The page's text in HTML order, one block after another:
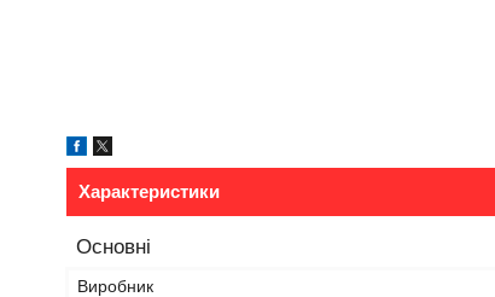
Характеристики
Основні
Виробник